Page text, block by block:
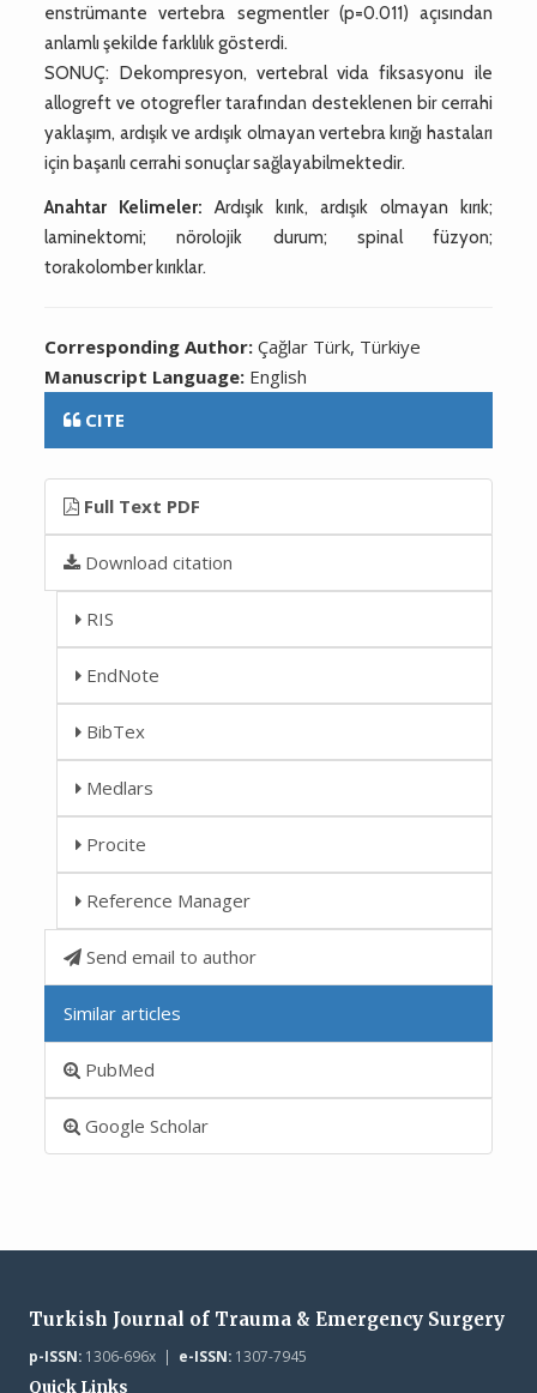
enstrümante vertebra segmentler (p=0.011) açısından
anlamlı şekilde farklılık gösterdi.
SONUÇ: Dekompresyon, vertebral vida fiksasyonu ile
allogreft ve otogrefler tarafından desteklenen bir cerrahi
yaklaşım, ardışık ve ardışık olmayan vertebra kırığı hastaları
için başarılı cerrahi sonuçlar sağlayabilmektedir.
Anahtar Kelimeler: Ardışık kırık, ardışık olmayan kırık;
laminektomi; nörolojik durum; spinal füzyon;
torakolomber kırıklar.
Corresponding Author:Çağlar Türk, Türkiye
Manuscript Language: English
CITE
Full Text PDF
Download citation
RIS
EndNote
BibTex
Medlars
Procite
Reference Manager
Send email to author
Similar articles
PubMed
Google Scholar
Turkish Journal of Trauma & Emergency Surgery
p-ISSN:1306-696x | e-ISSN:1307-7945
Quick Links